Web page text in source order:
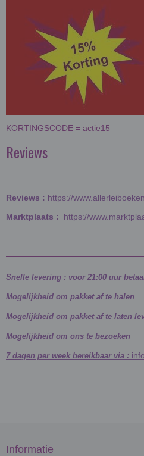
KORTINGSCODE = actie15
Reviews
Reviews : https://
Marktplaats : https://
Snelle levering : voor 21:00 uur
Mogelijkheid om pakket af te halen
Mogelijkheid om pakket af te laten
Mogelijkheid om ons te bezoeken
7 dagen per week bereikbaar via :
Informatie